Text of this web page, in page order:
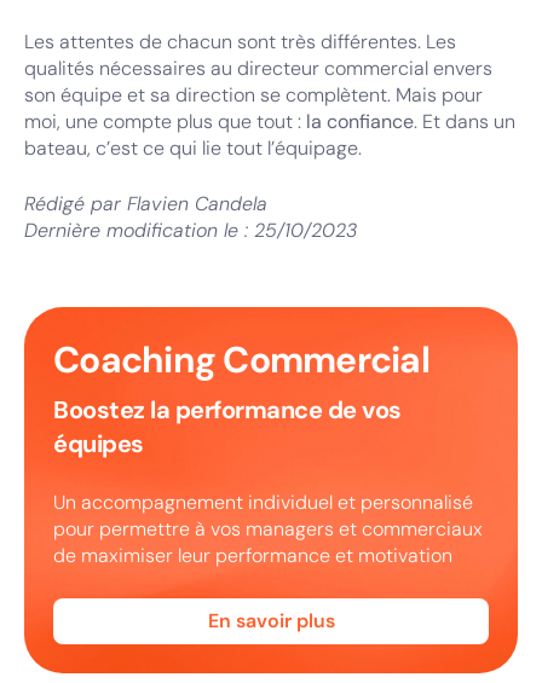
Les attentes de chacun sont très différentes. Les
qualités nécessaires au directeur commercial envers
son équipe et sa direction se complètent. Mais pour
moi, une compte plus que tout : la confiance. Et dans un
bateau, c’est ce qui lie tout l’équipage.
Rédigé par Flavien Candela
Dernière modification le : 25/10/2023
Coaching Commercial
Boostez la performance de vos
équipes
Un accompagnement individuel et personnalisé
pour permettre à vos managers et commerciaux
de maximiser leur performance et motivation
En savoir plus